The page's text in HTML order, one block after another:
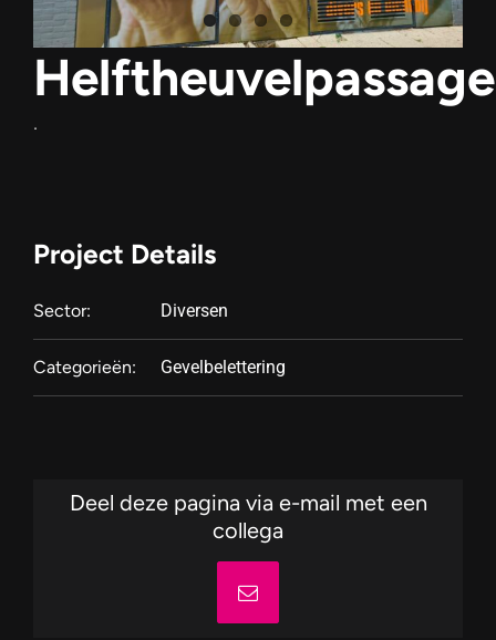
Helftheuvelpassage
.
Project Details
Sector: Diversen
Categorieën: Gevelbelettering
Deel deze pagina via e-mail met een
collega
E-
mail